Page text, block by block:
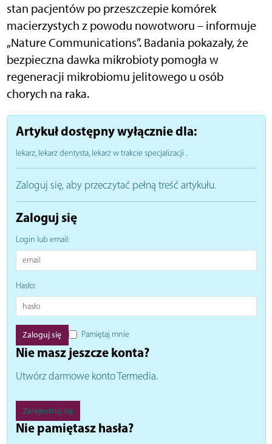
stan pacjentów po przeszczepie komórek
macierzystych z powodu nowotworu – informuje
„Nature Communications”. Badania pokazały, że
bezpieczna dawka mikrobioty pomogła w
regeneracji mikrobiomu jelitowego u osób
chorych na raka.
Artykuł dostępny wyłącznie dla:
lekarz, lekarz dentysta, lekarz w trakcie specjalizacji .
Zaloguj się, aby przeczytać pełną treść artykułu.
Zaloguj się
Login lub email:
Hasło:
Pamiętaj mnie
Nie masz jeszcze konta?
Utwórz darmowe konto Termedia.
Zarejestruj się
Nie pamiętasz hasła?